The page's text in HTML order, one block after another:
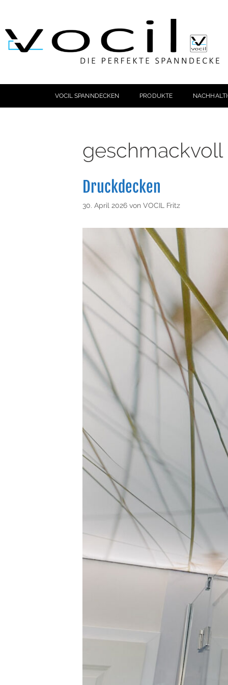
VOCIL SPANNDECKEN PRODUKTE
geschmackvoll
Druckdecken
30. April 2026 von VOCIL Fritz